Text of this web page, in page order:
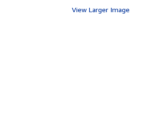
View Larger Image